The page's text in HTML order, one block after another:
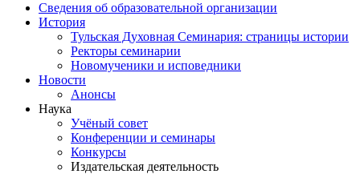
Сведения об образовательной организации
История
Тульская Духовная Семинария: страницы истории
Ректоры семинарии
Новомученики и исповедники
Новости
Анонсы
Наука
Учёный совет
Конференции и семинары
Конкурсы
Издательская деятельность